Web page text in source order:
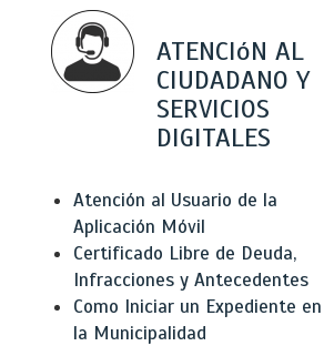
ATENCIóN AL
CIUDADANO Y
SERVICIOS
DIGITALES
Atención al Usuario de la
Aplicación Móvil
Certificado Libre de Deuda,
Infracciones y Antecedentes
Como Iniciar un Expediente en
la Municipalidad